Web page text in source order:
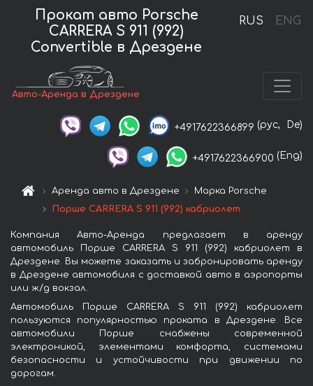
RUS ENG
Прокат авто Porsche
CARRERA S 911 (992)
Convertible в Дрездене
Авто-Аренда в Дрездене
+4917622366899 (рус, De)
+4917622366900 (Eng)
Аренда авто в Дрездене
Марка Porsche
Порше CARRERA S 911 (992) кабриолет
Компания Авто-Аренда предлагает в аренду
автомобиль Порше CARRERA S 911 (992) кабриолет в
Дрездене. Вы можете заказать и забронировать аренду
в Дрездене автомобиля с доставкой авто в аэропорты
или ж/д вокзал.
Автомобиль Порше CARRERA S 911 (992) кабриолет
пользуются популярностью проката в Дрездене. Все
автомобили Порше снабжены современной
электроникой, элементами комфорта, системами
безопасности и устойчивости при движении по
дорогам.